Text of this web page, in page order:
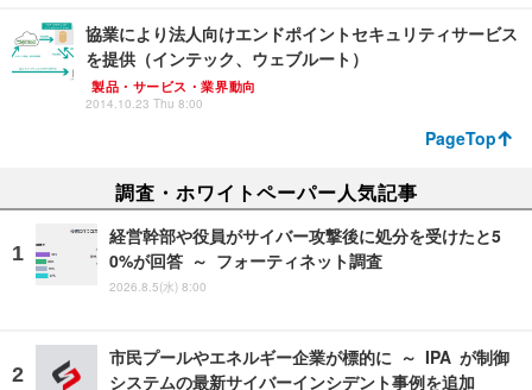
協業により法人向けエンドポイントセキュリティサービス
を提供（インテック、ウェブルート）
製品・サービス・業界動向
2014.10.23 Thu 8:00
PageTop
調査・ホワイトペーパー人気記事
経営幹部や役員がサイバー攻撃後に処分を受けたと5
0%が回答 ～ フォーティネット調査
2026.8.5(水) 8:00
市民プールやエネルギー企業が標的に ～ IPA が制御
システムの最新サイバーインシデント事例を追加